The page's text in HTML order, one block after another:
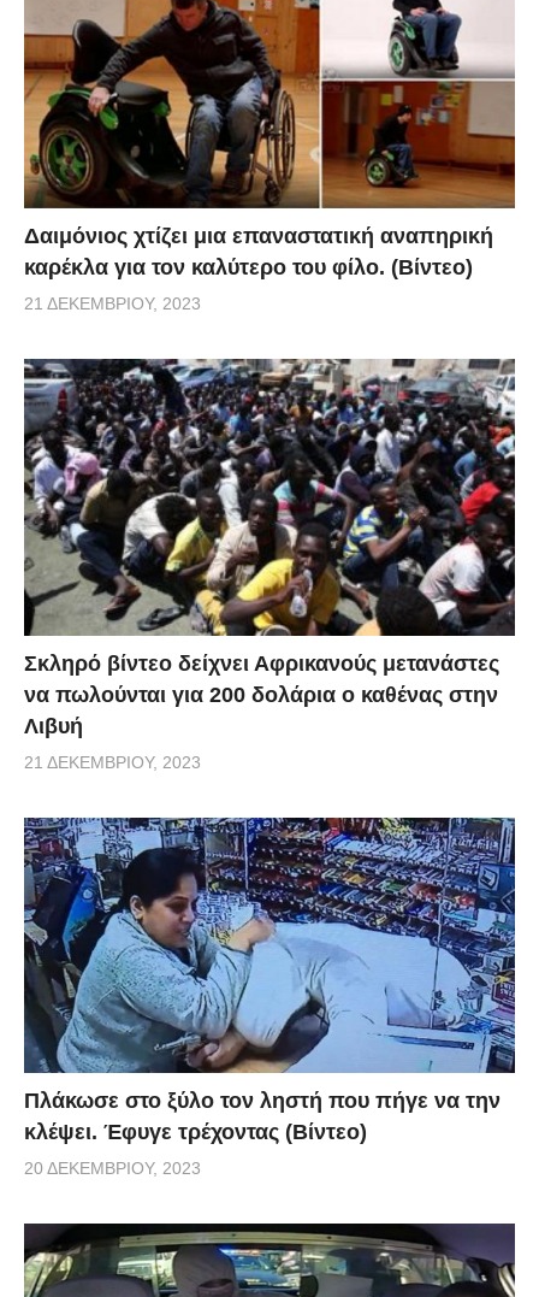
Δαιμόνιος χτίζει μια επαναστατική αναπηρική
καρέκλα για τον καλύτερο του φίλο. (Βίντεο)
21 ΔΕΚΕΜΒΡΊΟΥ, 2023
Σκληρό βίντεο δείχνει Αφρικανούς μετανάστες
να πωλούνται για 200 δολάρια ο καθένας στην
Λιβυή
21 ΔΕΚΕΜΒΡΊΟΥ, 2023
Πλάκωσε στο ξύλο τον ληστή που πήγε να την
κλέψει. Έφυγε τρέχοντας (Βίντεο)
20 ΔΕΚΕΜΒΡΊΟΥ, 2023